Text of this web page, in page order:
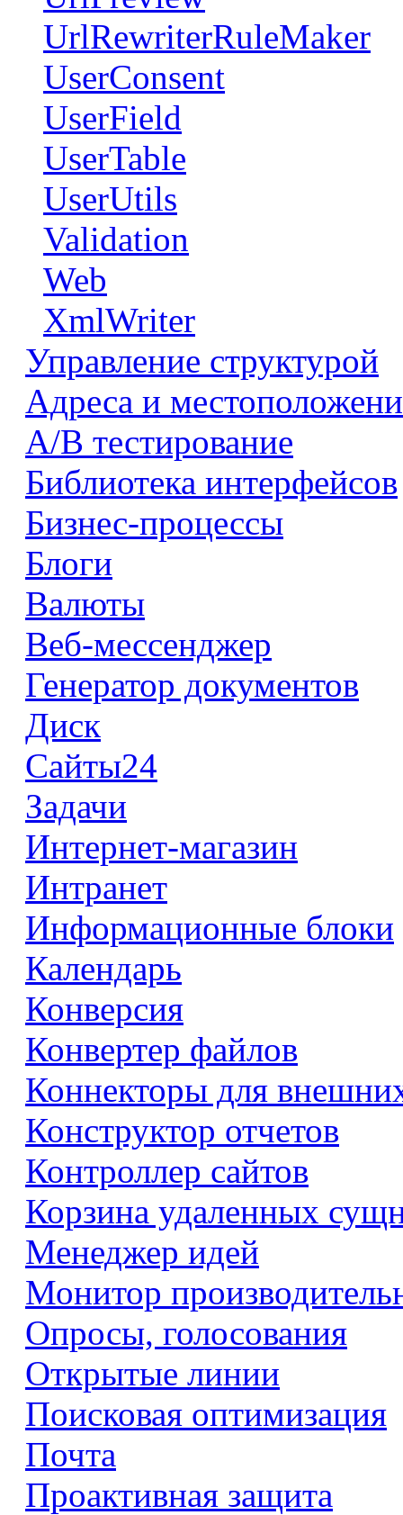
UrlRewriterRuleMaker
UserConsent
UserField
UserTable
UserUtils
Validation
Web
XmlWriter
Управление структурой
Адреса и
А/В тестирование
Библиотека интерфейсов
Бизнес-процессы
Блоги
Валюты
Веб-мессенджер
Генератор документов
Диск
Сайты24
Задачи
Интернет-магазин
Интранет
Информационные блоки
Календарь
Конверсия
Конвертер файлов
Коннекторы для
Конструктор отчетов
Контроллер сайтов
Корзина удаленных
Менеджер идей
Монитор
Опросы, голосования
Открытые линии
Поисковая оптимизация
Почта
Проактивная защита